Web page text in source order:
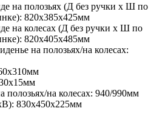
на полозьях (Д без ручки х Ш по
820х385х425мм
на колесах (Д без ручки х Ш по
820х405х485мм
на полозьях/на колесах:
полозьях/на колесах: 940/990мм
830х450х225мм